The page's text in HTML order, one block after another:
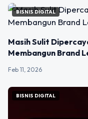
BISNIS DIGITAL
Masih Sulit
Membangun Brand
Feb 11, 2026
BISNIS DIGITAL